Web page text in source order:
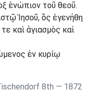
ἐνώπιον τοῦ θεοῦ.
Ἰησοῦ, ὃς ἐγενήθη
καὶ ἁγιασμὸς καὶ
ἐν κυρίῳ
8th — 1872